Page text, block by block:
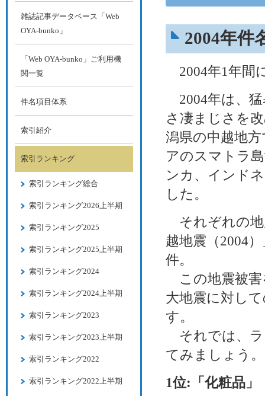
2004年件
2004年1年間
2004年は、
さ凄まじさを
潟県の中越地
アのスマトラ
ンカ、インド
した。
それぞれの地
越地震（2004
件。
この地震被害
大地震に対し
す。
それでは、ラ
てみましょう。
1位:「化粧品」
雑誌記事データベース「Web
OYA-bunko」
「Web OYA-bunko」ご利用機
関一覧
件名項目体系
索引紹介
索引ランキング
索引ランキング総合
索引ランキング2026上半期
索引ランキング2025
索引ランキング2025上半期
索引ランキング2024
索引ランキング2024上半期
索引ランキング2023
索引ランキング2023上半期
索引ランキング2022
索引ランキング2022上半期